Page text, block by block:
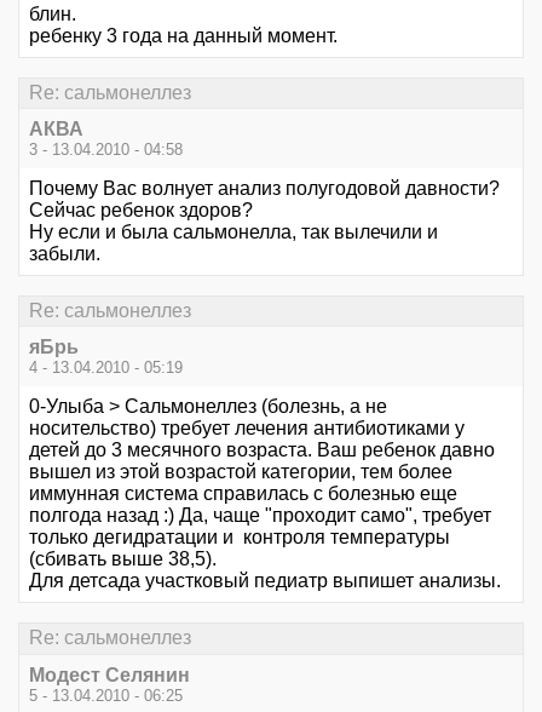
блин.
ребенку 3 года на данный момент.
Re: сальмонеллез
АКВА
3 - 13.04.2010 - 04:58
Почему Вас волнует анализ полугодовой давности?
Сейчас ребенок здоров?
Ну если и была сальмонелла, так вылечили и
забыли.
Re: сальмонеллез
яБрь
4 - 13.04.2010 - 05:19
0-Улыба > Сальмонеллез (болезнь, а не
носительство) требует лечения антибиотиками у
детей до 3 месячного возраста. Ваш ребенок давно
вышел из этой возрастой категории, тем более
иммунная система справилась с болезнью еще
полгода назад :) Да, чаще "проходит само", требует
только дегидратации и контроля температуры
(сбивать выше 38,5).
Для детсада участковый педиатр выпишет анализы.
Re: сальмонеллез
Модест Селянин
5 - 13.04.2010 - 06:25